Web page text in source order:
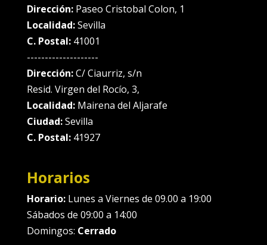
Dirección: Paseo Cristobal Colon, 1
Localidad:Sevilla
C. Postal:41001
--------------------
Dirección:C/ Ciaurriz, s/n
Resid. Virgen del Rocío, 3,
Localidad:Mairena del Aljarafe
Ciudad:Sevilla
C. Postal:41927
Horarios
Horario:Lunes a Viernes de 09.00 a 19:00
Sábados de 09:00 a 14:00
Domingos: Cerrado